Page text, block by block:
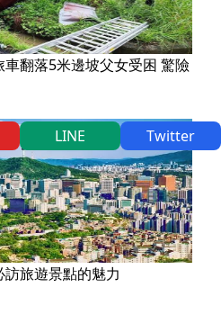
翻落5米邊坡父女受困 驚險
旅遊景點的魅力
LINE Twitter